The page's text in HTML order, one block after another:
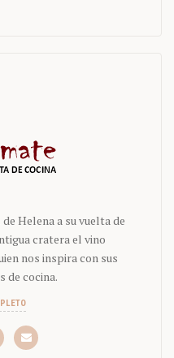
Helena a su vuelta de
cratera el vino
nos inspira con sus
de cocina.